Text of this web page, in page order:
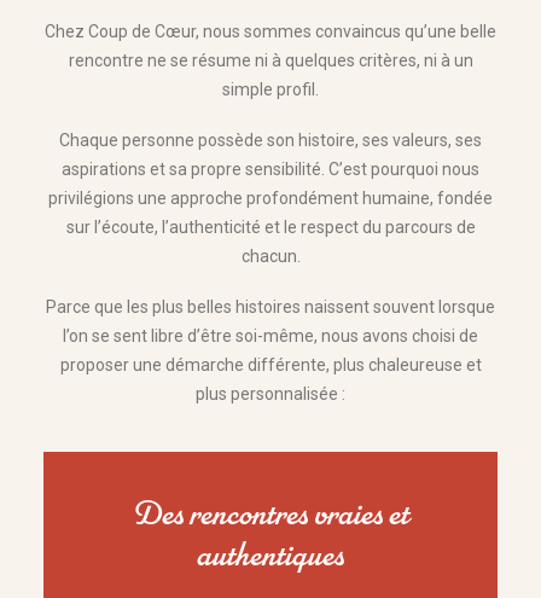
Chez Coup de Cœur, nous sommes convaincus qu’une belle
rencontre ne se résume ni à quelques critères, ni à un
simple profil.
Chaque personne possède son histoire, ses valeurs, ses
aspirations et sa propre sensibilité. C’est pourquoi nous
privilégions une approche profondément humaine, fondée
sur l’écoute, l’authenticité et le respect du parcours de
chacun.
Parce que les plus belles histoires naissent souvent lorsque
l’on se sent libre d’être soi-même, nous avons choisi de
proposer une démarche différente, plus chaleureuse et
plus personnalisée :
Des rencontres vraies et
authentiques